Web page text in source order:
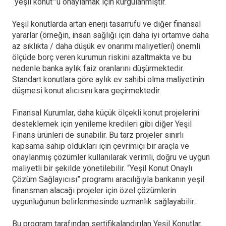
Yeşil konutlarda artan enerji tasarrufu ve diğer finansal
yararlar (örneğin, insan sağlığı için daha iyi ortamve daha
az sıklıkta / daha düşük ev onarımı maliyetleri) önemli
ölçüde borç veren kurumun riskini azaltmakta ve bu
nedenle banka aylık faiz oranlarını düşürmektedir.
Standart konutlara göre aylık ev sahibi olma maliyetinin
düşmesi konut alıcısını kara geçirmektedir.
Finansal Kurumlar, daha küçük ölçekli konut projelerini
desteklemek için yenileme kredileri gibi diğer Yeşil
Finans ürünleri de sunabilir. Bu tarz projeler sınırlı
kapsama sahip oldukları için çevrimiçi bir araçla ve
onaylanmış çözümler kullanılarak verimli, doğru ve uygun
maliyetli bir şekilde yönetilebilir. “Yeşil Konut Onaylı
Çözüm Sağlayıcısı” programı aracılığıyla bankanın yeşil
finansman alacağı projeler için özel çözümlerin
uygunluğunun belirlenmesinde uzmanlık sağlayabilir.
Bu program tarafından sertifikalandırılan Yeşil Konutlar,